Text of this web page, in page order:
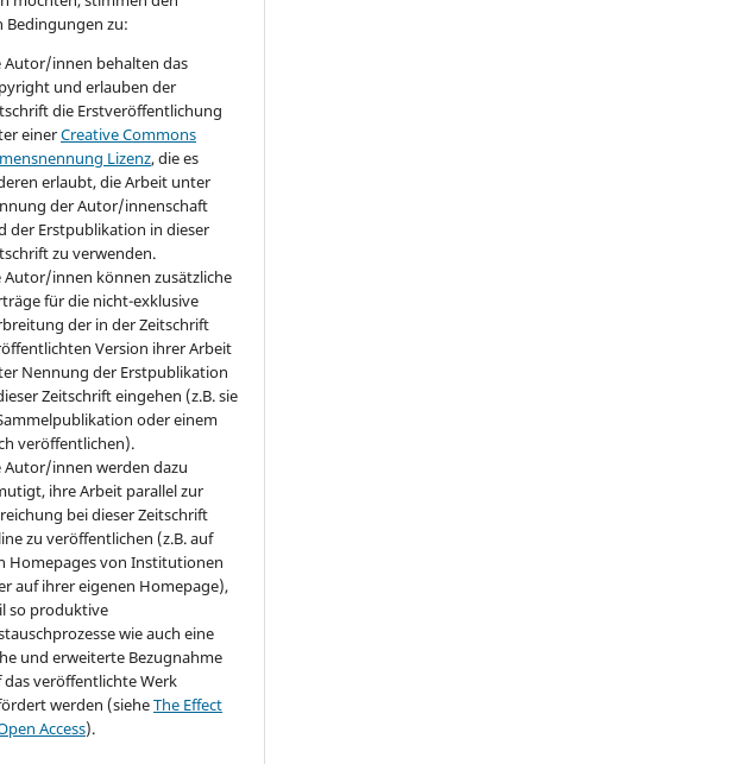
Bedingungen zu:
Autor/innen behalten das
und erlauben der
die Erstveröffentlichung
einerCreative Commons
Lizenz, die es
erlaubt, die Arbeit unter
der Autor/innenschaft
der Erstpublikation in dieser
zu verwenden.
Autor/innen können zusätzliche
für die nicht-exklusive
der in der Zeitschrift
Version ihrer Arbeit
Nennung der Erstpublikation
Zeitschrift eingehen (z.B. sie
oder einem
veröffentlichen).
Autor/innen werden dazu
ihre Arbeit parallel zur
bei dieser Zeitschrift
zu veröffentlichen (z.B. auf
Homepages von Institutionen
auf ihrer eigenen Homepage),
so produktive
wie auch eine
und erweiterte Bezugnahme
das veröffentlichte Werk
werden (sieheThe Effect
Access).